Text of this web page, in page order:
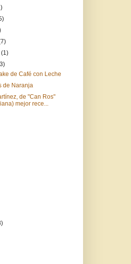
(1)
de Café con Leche
de Naranja
de "Can Ros"
mejor rece...